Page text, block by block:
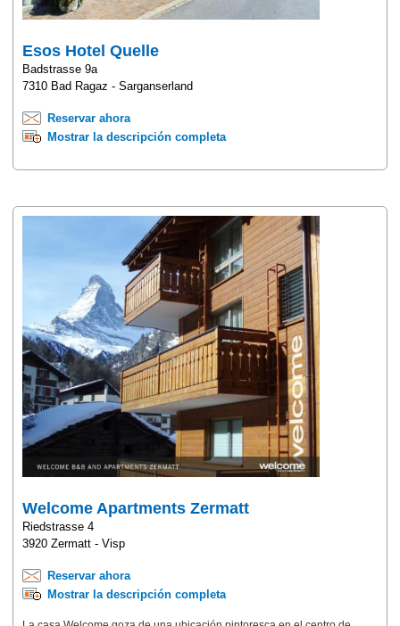
Esos Hotel Quelle
Badstrasse 9a
7310 Bad Ragaz - Sarganserland
Reservar ahora
Mostrar la descripción completa
Welcome Apartments Zermatt
Riedstrasse 4
3920 Zermatt - Visp
Reservar ahora
Mostrar la descripción completa